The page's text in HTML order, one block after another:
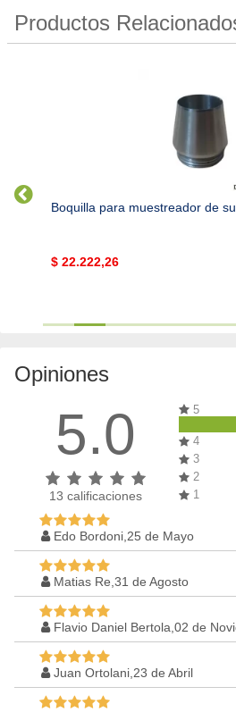
Productos
Boquilla para muestreador de
$ 22.222,26
Opiniones
5.0
13 calificaciones
5
4
3
2
1
Edo Bordoni,25 de Mayo
Matias Re,31 de Agosto
Flavio Daniel Bertola,02 de
Juan Ortolani,23 de Abril